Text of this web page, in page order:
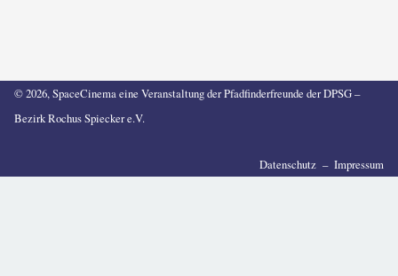
© 2026, SpaceCinema eine Veranstaltung der Pfadfinderfreunde der DPSG –
Bezirk Rochus Spiecker e.V.
Datenschutz – Impressum